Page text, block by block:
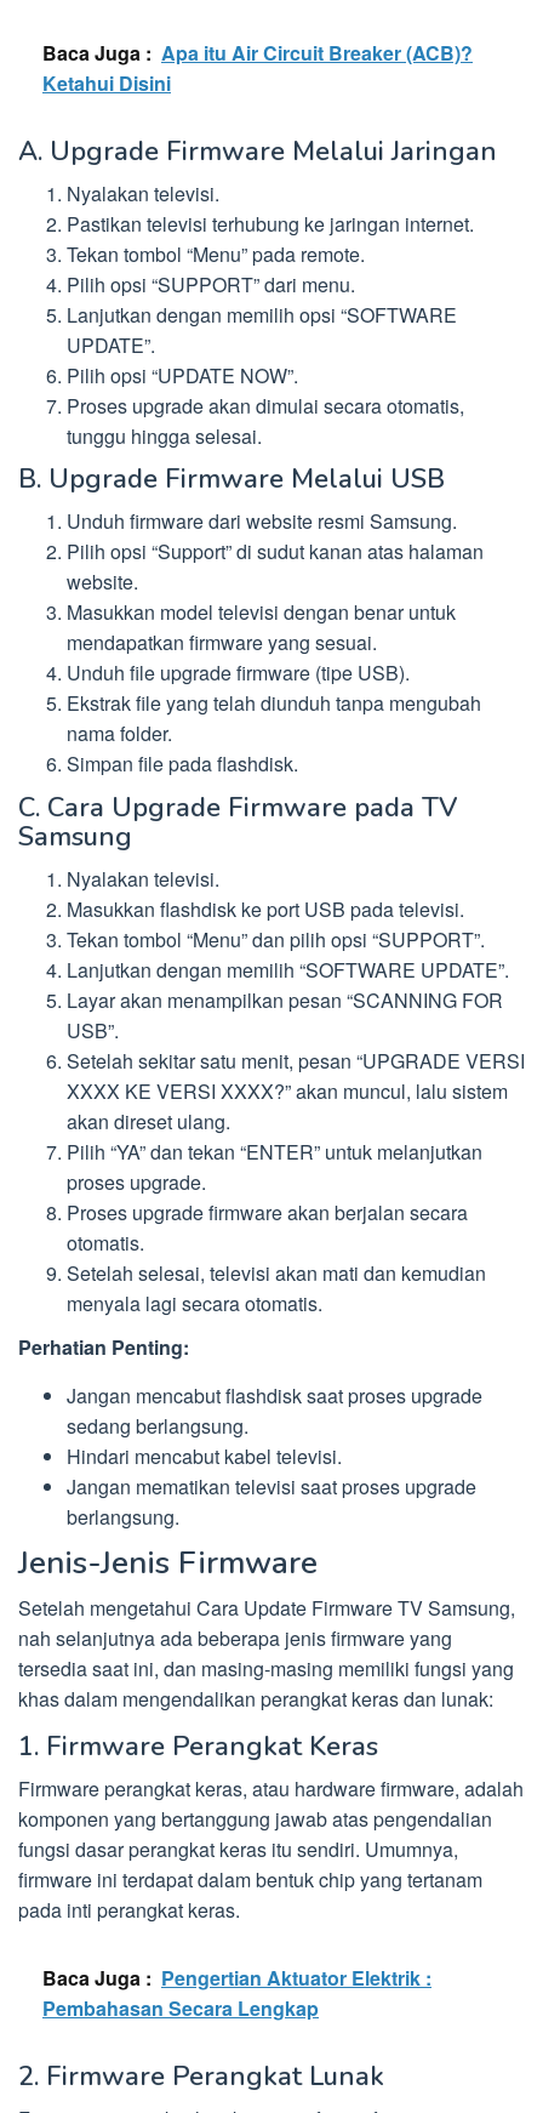
Baca Juga : Apa itu Air Circuit Breaker (ACB)?
Ketahui Disini
A. Upgrade Firmware Melalui Jaringan
Nyalakan televisi.
Pastikan televisi terhubung ke jaringan internet.
Tekan tombol “Menu” pada remote.
Pilih opsi “SUPPORT” dari menu.
Lanjutkan dengan memilih opsi “SOFTWARE
UPDATE”.
Pilih opsi “UPDATE NOW”.
Proses upgrade akan dimulai secara otomatis,
tunggu hingga selesai.
B. Upgrade Firmware Melalui USB
Unduh firmware dari website resmi Samsung.
Pilih opsi “Support” di sudut kanan atas halaman
website.
Masukkan model televisi dengan benar untuk
mendapatkan firmware yang sesuai.
Unduh file upgrade firmware (tipe USB).
Ekstrak file yang telah diunduh tanpa mengubah
nama folder.
Simpan file pada flashdisk.
C. Cara Upgrade Firmware pada TV
Samsung
Nyalakan televisi.
Masukkan flashdisk ke port USB pada televisi.
Tekan tombol “Menu” dan pilih opsi “SUPPORT”.
Lanjutkan dengan memilih “SOFTWARE UPDATE”.
Layar akan menampilkan pesan “SCANNING FOR
USB”.
Setelah sekitar satu menit, pesan “UPGRADE VERSI
XXXX KE VERSI XXXX?” akan muncul, lalu sistem
akan direset ulang.
Pilih “YA” dan tekan “ENTER” untuk melanjutkan
proses upgrade.
Proses upgrade firmware akan berjalan secara
otomatis.
Setelah selesai, televisi akan mati dan kemudian
menyala lagi secara otomatis.
Perhatian Penting:
Jangan mencabut flashdisk saat proses upgrade
sedang berlangsung.
Hindari mencabut kabel televisi.
Jangan mematikan televisi saat proses upgrade
berlangsung.
Jenis-Jenis Firmware
Setelah mengetahui Cara Update Firmware TV Samsung,
nah selanjutnya ada beberapa jenis firmware yang
tersedia saat ini, dan masing-masing memiliki fungsi yang
khas dalam mengendalikan perangkat keras dan lunak:
1. Firmware Perangkat Keras
Firmware perangkat keras, atau hardware firmware, adalah
komponen yang bertanggung jawab atas pengendalian
fungsi dasar perangkat keras itu sendiri. Umumnya,
firmware ini terdapat dalam bentuk chip yang tertanam
pada inti perangkat keras.
Baca Juga : Pengertian Aktuator Elektrik :
Pembahasan Secara Lengkap
2. Firmware Perangkat Lunak